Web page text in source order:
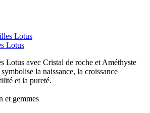
Lotus
Lotus avec Cristal de roche et Améthyste
la naissance, la croissance
et la pureté.
et gemmes